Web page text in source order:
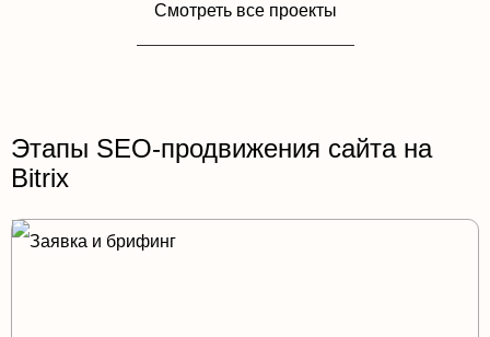
Смотреть все проекты
Этапы SEO-продвижения сайта на
Bitrix